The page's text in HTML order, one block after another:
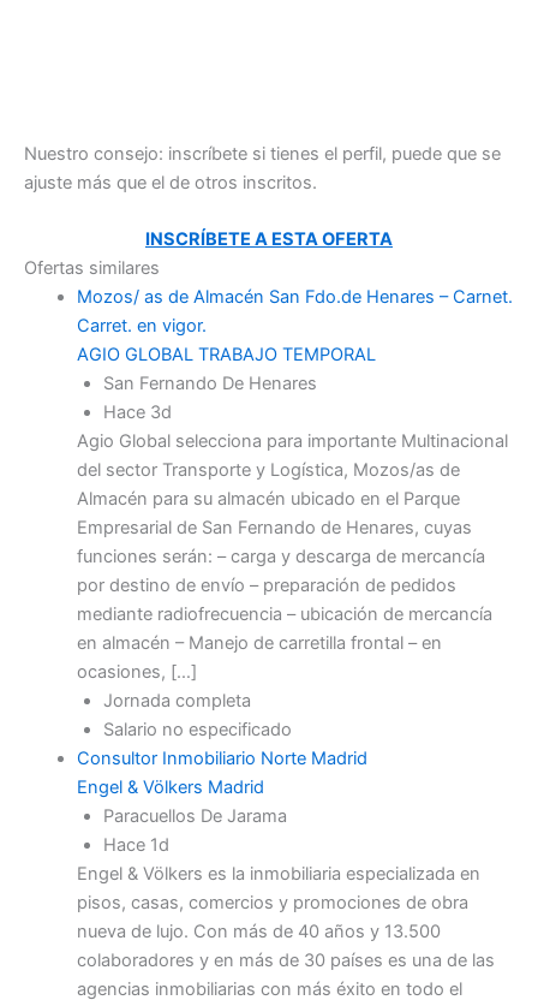
Nuestro consejo: inscríbete si tienes el perfil, puede que se
ajuste más que el de otros inscritos.
INSCRÍBETE A ESTA OFERTA
Ofertas similares
Mozos/ as de Almacén San Fdo.de Henares – Carnet.
Carret. en vigor.
AGIO GLOBAL TRABAJO TEMPORAL
San Fernando De Henares
Hace 3d
Agio Global selecciona para importante Multinacional
del sector Transporte y Logística, Mozos/as de
Almacén para su almacén ubicado en el Parque
Empresarial de San Fernando de Henares, cuyas
funciones serán: – carga y descarga de mercancía
por destino de envío – preparación de pedidos
mediante radiofrecuencia – ubicación de mercancía
en almacén – Manejo de carretilla frontal – en
ocasiones, […]
Jornada completa
Salario no especificado
Consultor Inmobiliario Norte Madrid
Engel & Völkers Madrid
Paracuellos De Jarama
Hace 1d
Engel & Völkers es la inmobiliaria especializada en
pisos, casas, comercios y promociones de obra
nueva de lujo. Con más de 40 años y 13.500
colaboradores y en más de 30 países es una de las
agencias inmobiliarias con más éxito en todo el